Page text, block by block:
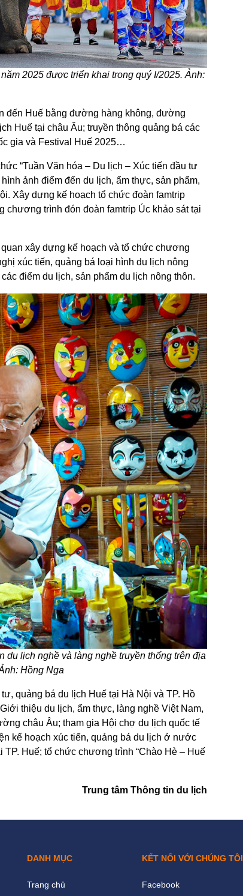
2025 được triển khai trong quý I/2025. Ảnh:
đến Huế bằng đường hàng không, đường
Huế tại châu Âu; truyền thông quảng bá các
gia và Festival Huế 2025…
“Tuần Văn hóa – Du lịch – Xúc tiến đầu tư
ảnh điểm đến du lịch, ẩm thực, sản phẩm,
Xây dựng kế hoạch tổ chức đoàn famtrip
chương trình đón đoàn famtrip Úc khảo sát tại
xây dựng kế hoạch và tổ chức chương
xúc tiến, quảng bá loại hình du lịch nông
điểm du lịch, sản phẩm du lịch nông thôn.
du lịch nghề và làng nghề truyền thống trên địa
Hồng Nga
quảng bá du lịch Huế tại Hà Nội và TP. Hồ
thiệu du lịch, ẩm thực, làng nghề Việt Nam,
châu Âu; tham gia Hội chợ du lịch quốc tế
kế hoạch xúc tiến, quảng bá du lịch ở nước
Huế; tổ chức chương trình “Chào Hè – Huế
Trung tâm Thông tin du lịch
DANH MỤC
Trang chủ
KẾT NỐI VỚI CHÚNG TÔI
Facebook